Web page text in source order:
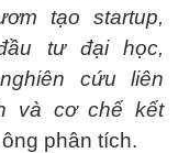
tạo startup,
tư đại học,
cứu liên
và cơ chế kết
ông phân tích.